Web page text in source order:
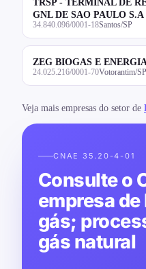
GNL DE SAO PAULO S.A
34.840.096/0001-18Santos/SP
ZEG BIOGAS E
24.025.216/0001-70Votorantim/SP
Veja mais empresas do setor de
CNAE 35.20-4-01
Consulte o
empresa
gás;
gás natural